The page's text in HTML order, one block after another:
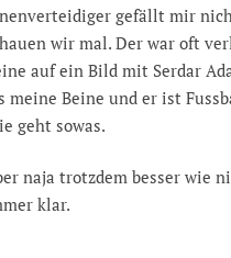
gefällt mir
wir mal. Der war oft
auf ein Bild mit Serdar
meine Beine und er ist
geht sowas.
naja trotzdem besser wie
klar.